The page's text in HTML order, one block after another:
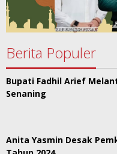
Berita Populer
Bupati Fadhil Arief
Senaning
Anita Yasmin Desak